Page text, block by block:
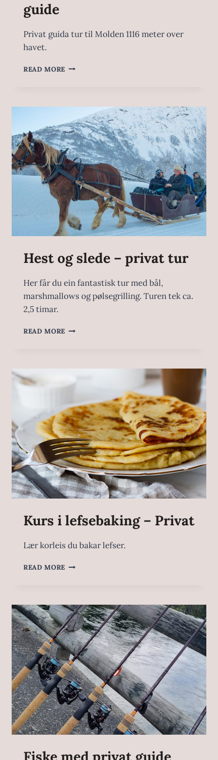
guide
Privat guida tur til Molden 1116 meter over
havet.
READ MORE
Hest og slede – privat tur
Her får du ein fantastisk tur med bål,
marshmallows og pølsegrilling. Turen tek ca.
2,5 timar.
READ MORE
Kurs i lefsebaking – Privat
Lær korleis du bakar lefser.
READ MORE
Fiske med privat guide